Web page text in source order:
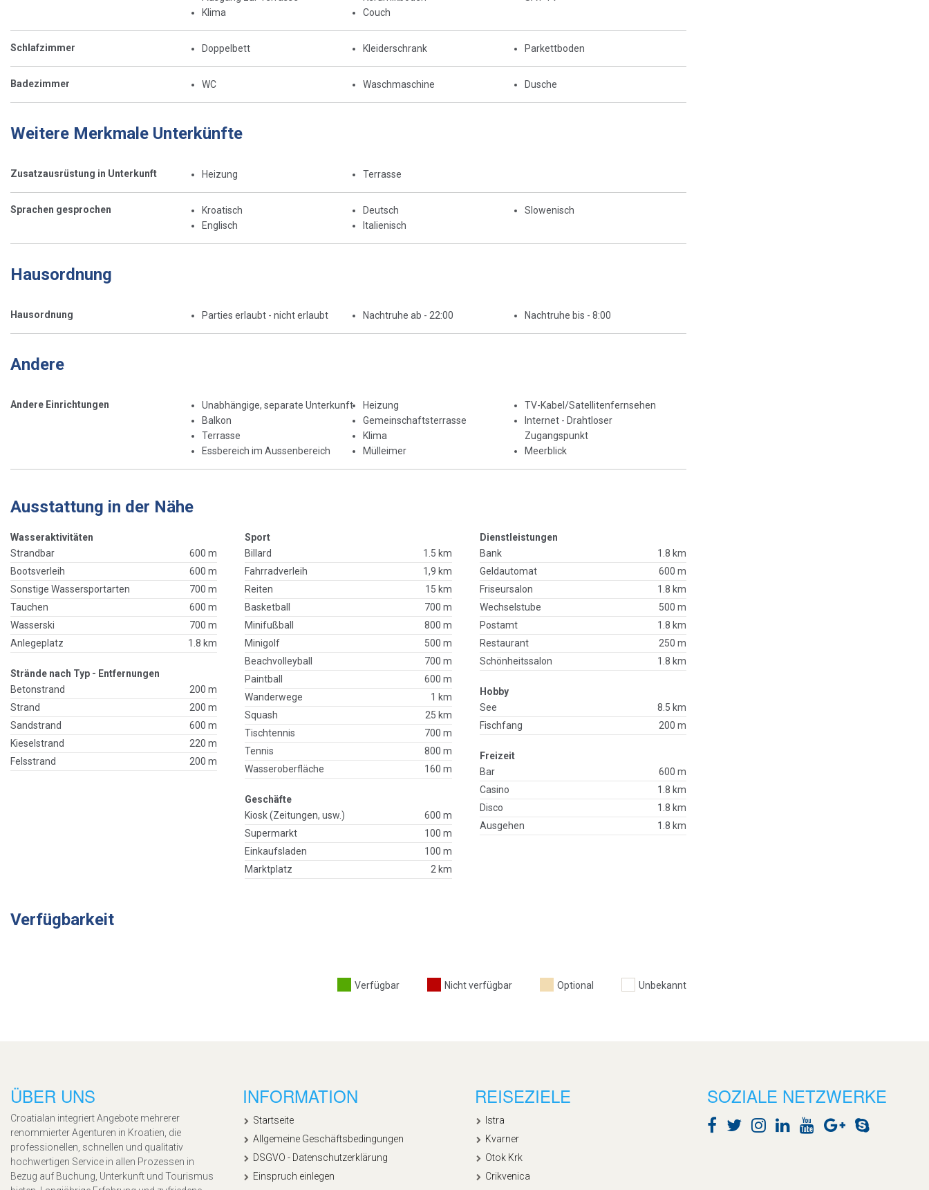
Klima
Couch
Schlafzimmer Doppelbett Kleiderschrank Parkettboden
Badezimmer WC Waschmaschine Dusche
Weitere Merkmale Unterkünfte
Zusatzausrüstung in Unterkunft Heizung Terrasse
Sprachen gesprochen
Kroatisch
Englisch
Deutsch
Italienisch
Slowenisch
Hausordnung
Hausordnung Parties erlaubt - nicht erlaubt Nachtruhe ab - 22:00 Nachtruhe bis - 8:00
Andere
Andere Einrichtungen
Unabhängige, separate Unterkunft
Balkon
Terrasse
Essbereich im Aussenbereich
Heizung
Gemeinschaftsterrasse
Klima
Mülleimer
TV-Kabel/Satellitenfernsehen
Internet - Drahtloser
Zugangspunkt
Meerblick
Ausstattung in der Nähe
Wasseraktivitäten
Strandbar
600 m
Bootsverleih
600 m
Sonstige Wassersportarten
700 m
Tauchen
600 m
Wasserski
700 m
Anlegeplatz
1.8 km
Strände nach Typ - Entfernungen
Betonstrand
200 m
Strand
200 m
Sandstrand
600 m
Kieselstrand
220 m
Felsstrand
200 m
Sport
Billard
1.5 km
Fahrradverleih
1,9 km
Reiten
15 km
Basketball
700 m
Minifußball
800 m
Minigolf
500 m
Beachvolleyball
700 m
Paintball
600 m
Wanderwege
1 km
Squash
25 km
Tischtennis
700 m
Tennis
800 m
Wasseroberfläche
160 m
Geschäfte
Kiosk (Zeitungen, usw.)
600 m
Supermarkt
100 m
Einkaufsladen
100 m
Marktplatz
2 km
Dienstleistungen
Bank
1.8 km
Geldautomat
600 m
Friseursalon
1.8 km
Wechselstube
500 m
Postamt
1.8 km
Restaurant
250 m
Schönheitssalon
1.8 km
Hobby
See
8.5 km
Fischfang
200 m
Freizeit
Bar
600 m
Casino
1.8 km
Disco
1.8 km
Ausgehen
1.8 km
Verfügbarkeit
Verfügbar Nicht verfügbar Optional Unbekannt
ÜBER UNS
Croatialan integriert Angebote mehrerer
renommierter Agenturen in Kroatien, die
professionellen, schnellen und qualitativ
hochwertigen Service in allen Prozessen in
Bezug auf Buchung, Unterkunft und Tourismus
INFORMATION
Startseite
Allgemeine Geschäftsbedingungen
DSGVO - Datenschutzerklärung
Einspruch einlegen
REISEZIELE
Istra
Kvarner
Otok Krk
Crikvenica
SOZIALE NETZWERKE